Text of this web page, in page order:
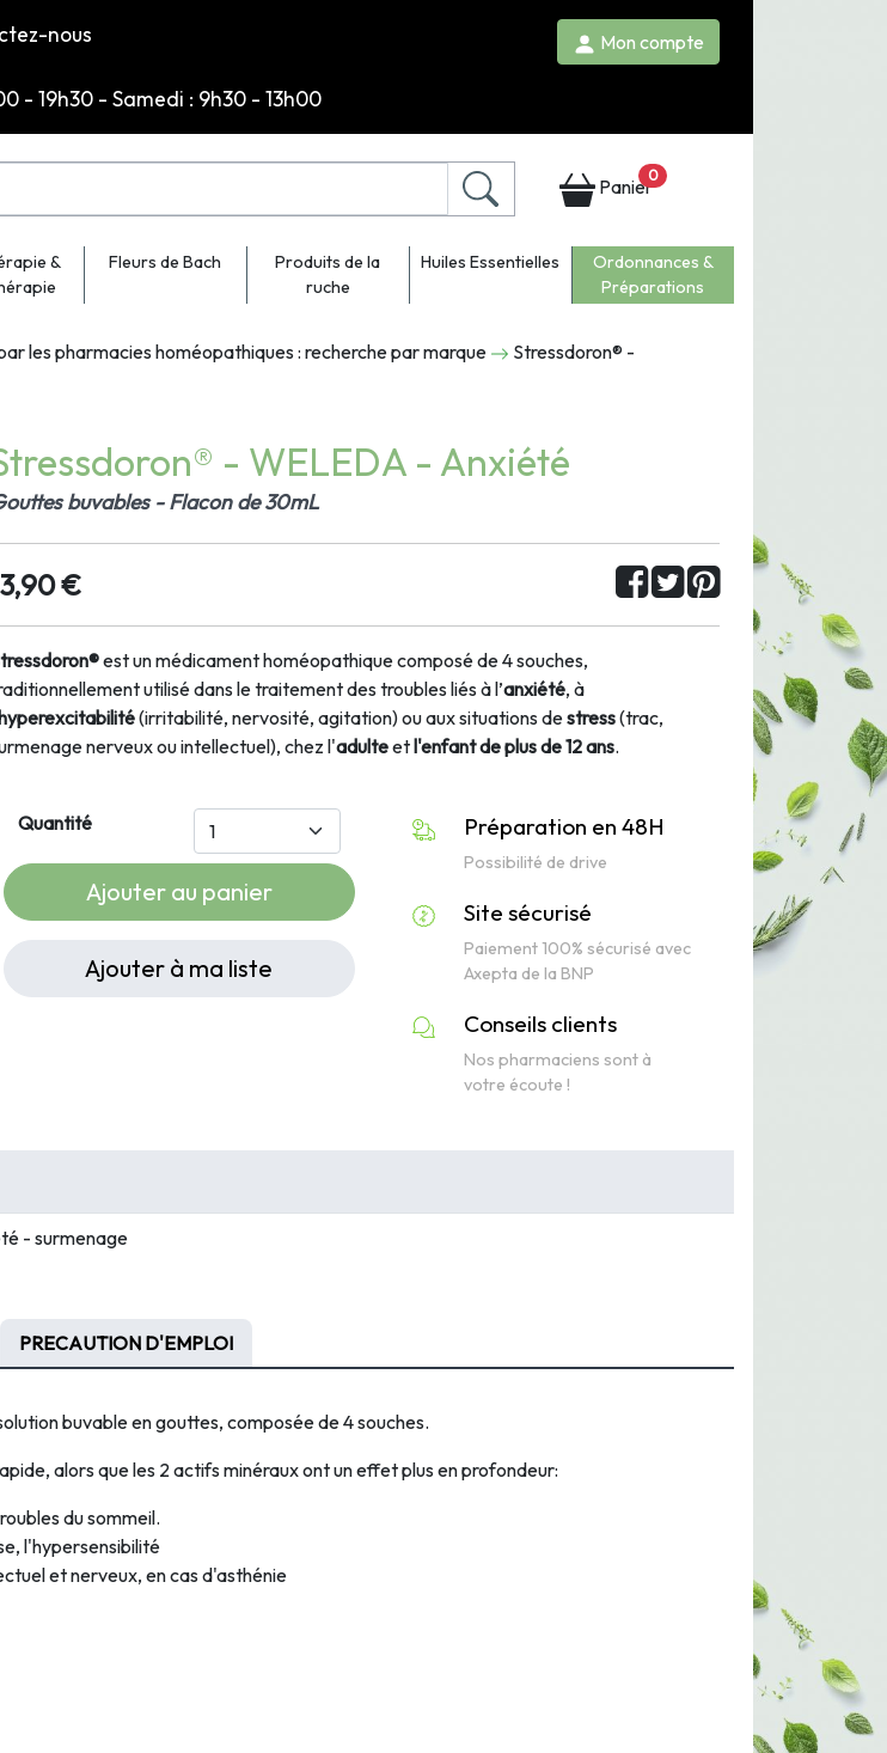
nous Mon compte
- 19h30 - Samedi : 9h30 - 13h00
Panier0
&
Fleurs de Bach
Produits de la
ruche
Huiles Essentielles
Ordonnances &
Préparations
les pharmacies homéopathiques : recherche par marque
Stressdoron® -
- WELEDA - Anxiété
buvables - Flacon de 30mL
€
est un médicament homéopathique composé de 4 souches,
utilisé dans le traitement des troubles liés à l’anxiété, à
(irritabilité, nervosité, agitation) ou aux situations destress(trac,
nerveux ou intellectuel), chez l'adulteetl'enfant de plus de 12 ans.
Quantité
Ajouter au panier
Ajouter à ma liste
Préparation en 48H
Possibilité de drive
Site sécurisé
Paiement 100% sécurisé avec
Axepta de la BNP
Conseils clients
Nos pharmaciens sont à
votre écoute !
- surmenage
PRECAUTION D'EMPLOI
buvable en gouttes, composée de 4 souches.
alors que les 2 actifs minéraux ont un effet plus en profondeur:
du sommeil.
l'hypersensibilité
et nerveux, en cas d'asthénie